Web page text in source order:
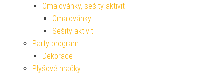
Omalovánky, sešity aktivit
Omalovánky
Sešity aktivit
Party program
Dekorace
Plyšové hračky